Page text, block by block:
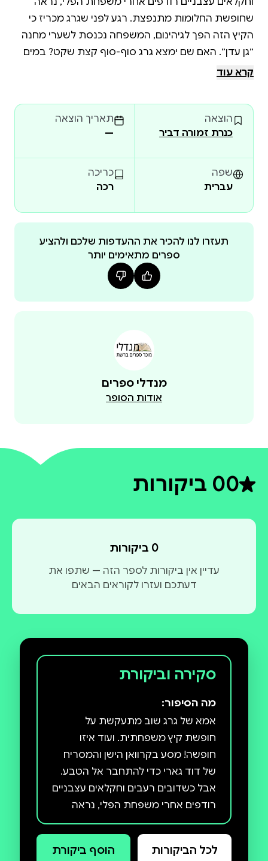
שחופשת החלומות מתנפצת. רגע לפני שגרג מכריז כי
הקיץ הזה הפך לגיהינום, המשפחה נכנסת לשערי מחנה
״גן עדן״. האם שם ימצא גרג סוף-סוף קצת שקט? במים
עותקים ומופיעים 690 שבועות ברציפות ברשימות
רבי-המכר של הניו יורק טיימס. גם בישראל מככבים ספרי
הסדרה ברשימות רבי-המכר ונכללים שוב ושוב
משרד החינוך. הצצה לספר:
קרא עוד
הוצאה
כנרת זמורה דביר
תאריך הוצאה
—
שפה
עברית
כריכה
רכה
תעזרו לנו להכיר את ההעדפות שלכם ולהציע
ספרים מתאימים יותר
מנדלי ספרים
אודות הסופר
0דירוג ממוצע 0 מתוך 5
0 ביקורות
0 ביקורות
עדיין אין ביקורות לספר הזה — שתפו את
דעתכם ועזרו לקוראים הבאים
סקירה וביקורת
מה הסיפור:
אמא של גרג שוב מתעקשת על
חופשת קיץ משפחתית. ועוד איזו
חופשה! מסע בקרוואן הישן והמסריח
של דוד גארי כדי להתחבר אל הטבע.
אבל כשדובים רעבים וחקלאים עצבניים
רודפים אחרי משפחת הפלי, נראה
שחופשת החלומות מתנפצת. רגע לפני
שגרג מכריז כי הקיץ הזה הפך לגיהינום,
המשפחה נכנסת לשערי מחנה ״גן
לכל הביקורות הוסף ביקורת